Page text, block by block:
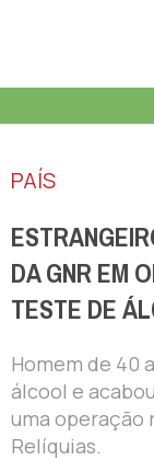
PAÍS
DA GNR EM
TESTE DE
Homem de 40
álcool e
uma operação
Relíquias.